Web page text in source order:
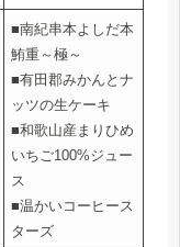
■南紀串本よしだ本
鮪重～極～
■有田郡みかんとナ
ッツの生ケーキ
■和歌山産まりひめ
いちご100%ジュー
ス
■温かいコーヒース
ターズ